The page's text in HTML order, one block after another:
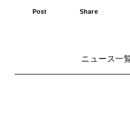
Post Share
ニュース一